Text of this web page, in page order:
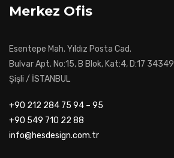
Merkez Ofis
Esentepe Mah. Yıldız Posta Cad.
Bulvar Apt. No:15, B Blok, Kat:4, D:17 34349
Şişli / İSTANBUL
+90 212 284 75 94 – 95
+90 549 710 22 88
info@hesdesign.com.tr